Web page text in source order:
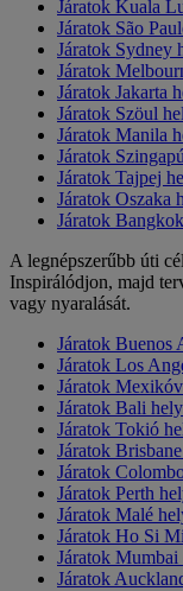
Járatok Kuala
Járatok São
Járatok Sydney
Járatok
Járatok Jakarta
Járatok Szöul
Járatok Manila
Járatok
Járatok Tajpej
Járatok Oszaka
Járatok
A legnépszerűbb úti
Inspirálódjon, majd
vagy nyaralását.
Járatok Buenos
Járatok Los
Járatok
Járatok Bali
Járatok Tokió
Járatok
Járatok
Járatok Perth
Járatok Malé
Járatok Ho Si
Járatok
Járatok